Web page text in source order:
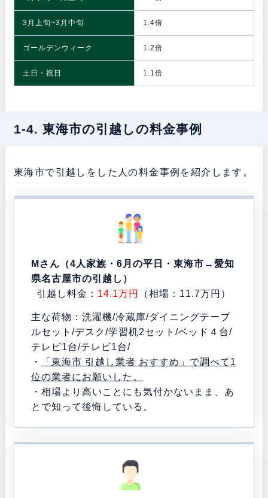
3月上旬~3月中旬 1.4倍
ゴールデンウィーク 1.2倍
土日・祝日 1.1倍
1-4. 東海市の引越しの料金事例
東海市で引越しをした人の料金事例を紹介します。
Mさん（4人家族・6月の平日・東海市→愛知
県名古屋市の引越し）
引越し料金： 14.1万円 （相場：11.7万円）
主な荷物：洗濯機/冷蔵庫/ダイニングテーブ
ルセット/デスク/学習机2セット/ベッド４台/
テレビ1台/テレビ1台/
・
「東海市 引越し業者 おすすめ」で調べて1
位の業者にお願いした。
・相場より高いことにも気付かないまま、あ
とで知って後悔している。